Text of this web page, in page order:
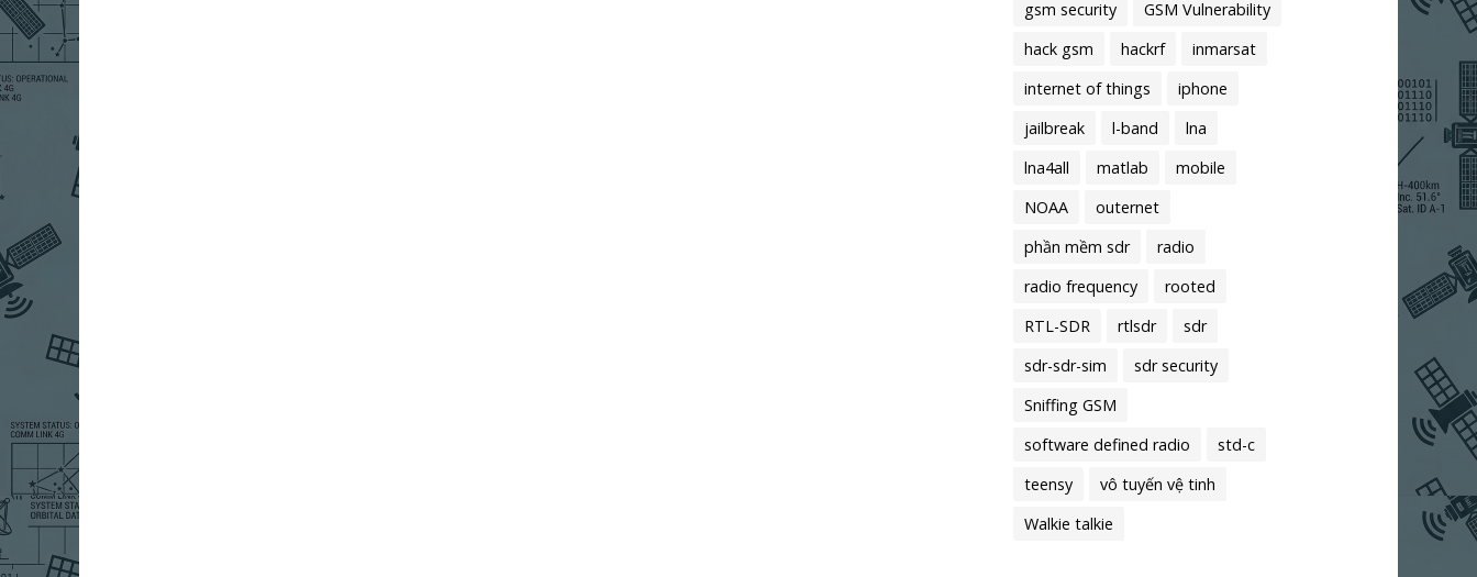
gsm security
GSM Vulnerability
hack gsm
hackrf
inmarsat
internet of things
iphone
jailbreak
l-band
lna
lna4all
matlab
mobile
NOAA
outernet
phần mềm sdr
radio
radio frequency
rooted
RTL-SDR
rtlsdr
sdr
sdr-sdr-sim
sdr security
Sniffing GSM
software defined radio
std-c
teensy
vô tuyến vệ tinh
Walkie talkie